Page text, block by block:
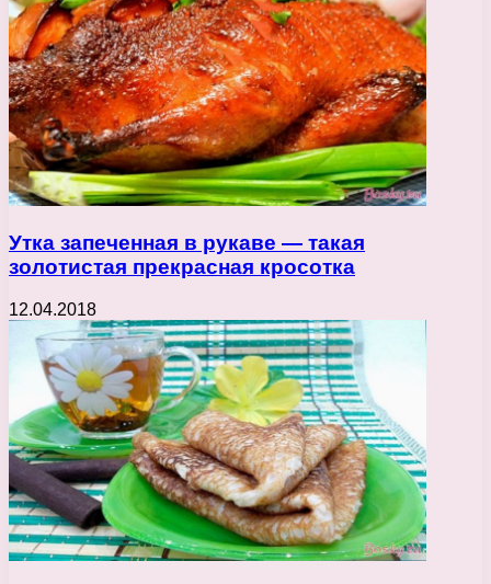
Утка запеченная в рукаве — такая
золотистая прекрасная кросотка
12.04.2018